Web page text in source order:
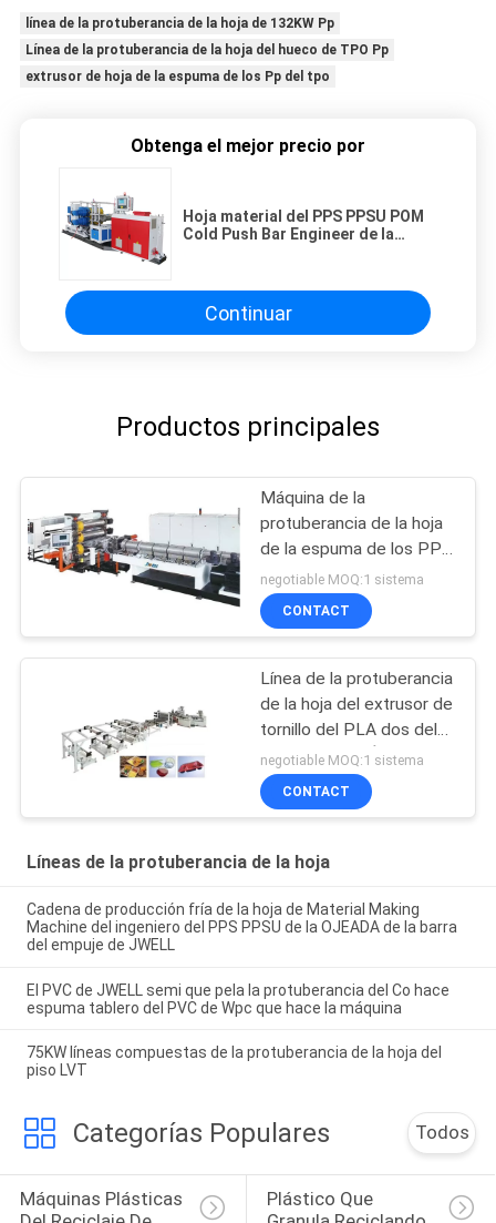
línea de la protuberancia de la hoja de 132KW Pp
Línea de la protuberancia de la hoja del hueco de TPO Pp
extrusor de hoja de la espuma de los Pp del tpo
Obtenga el mejor precio por
Hoja material del PPS PPSU POM
Cold Push Bar Engineer de la
Continuar
Productos principales
Máquina de la
protuberancia de la hoja
de la espuma de los PP
picosegundo
negotiable MOQ:1 sistema
CONTACT
Línea de la protuberancia
de la hoja del extrusor de
tornillo del PLA dos del
ANIMAL DOMÉSTICO
negotiable MOQ:1 sistema
CONTACT
Líneas de la protuberancia de la hoja
Cadena de producción fría de la hoja de Material Making
Machine del ingeniero del PPS PPSU de la OJEADA de la barra
del empuje de JWELL
El PVC de JWELL semi que pela la protuberancia del Co hace
espuma tablero del PVC de Wpc que hace la máquina
75KW líneas compuestas de la protuberancia de la hoja del
piso LVT
Categorías Populares Todos
Máquinas Plásticas
Plástico Que